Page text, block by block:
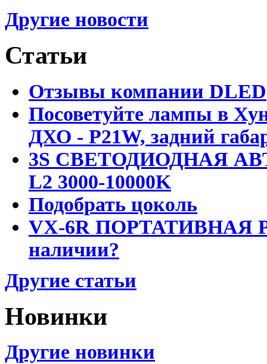
Другие новости
Статьи
Отзывы компании DLED
Посоветуйте лампы в
ДХО - P21W, задний
3S СВЕТОДИОДНАЯ
L2 3000-10000K
Подобрать цоколь
VX-6R ПОРТАТИВНАЯ
наличии?
Другие статьи
Новинки
Другие новинки